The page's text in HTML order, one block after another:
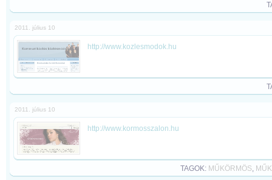
2011. július 10
http://www.kozlesmodok.hu
2011. július 10
http://www.kormosszalon.hu
TAGOK: MŰKÖRMÖS,